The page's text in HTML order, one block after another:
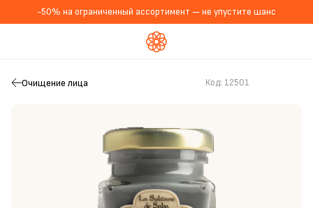
-50% на ограниченный ассортимент — не упустите шанс
Очищение лица Код: 12501